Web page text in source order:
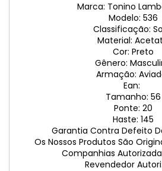
Marca: Tonino
Modelo: 536
Classificação:
Material:
Cor: Preto
Gênero:
Armação:
Ean:
Tamanho: 56
Ponte: 20
Haste: 145
Garantia Contra Defeito
Os Nossos Produtos São
Companhias
Revendedor